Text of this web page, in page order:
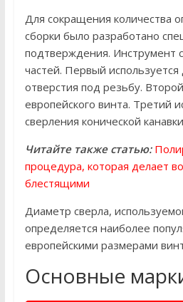
Для сокращения количества
сборки было разработано
подтверждения. Инструмент
частей. Первый используется
отверстия под резьбу.
европейского винта. Третий
сверления конической
Читайте также статью:
процедура, которая делает
блестящими
Диаметр сверла,
определяется наиболее
европейскими размерами
Основные